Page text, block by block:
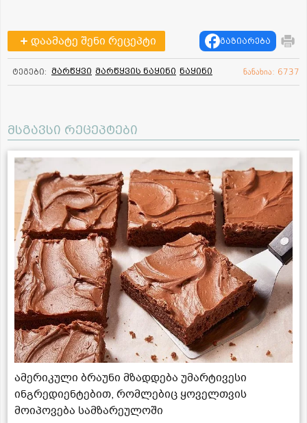
დაამატე შენი რეცეპტი გაზიარება
ტეგები: მარწყვი მარწყვის ნაყინი ნაყინი ნანახია: 6737
მსგავსი რეცეპტები
ამერიკული ბრაუნი მზადდება უმარტივესი
ინგრედიენტებით, რომლებიც ყოველთვის
მოიპოვება სამზარეულოში